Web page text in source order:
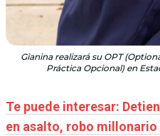
Gianina realizará su OPT
Práctica Opcional) en
Te puede interesar:
en asalto, robo millonario